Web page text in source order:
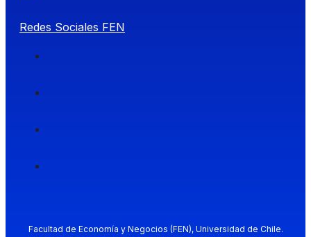
Redes Sociales FEN
Facultad de Economía y Negocios (FEN), Universidad de Chile.